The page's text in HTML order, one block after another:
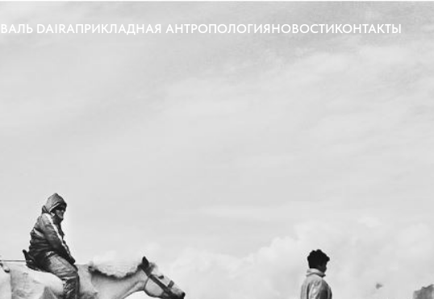
DAIRAПРИКЛАДНАЯ АНТРОПОЛОГИЯНОВОСТИКОНТАКТЫ